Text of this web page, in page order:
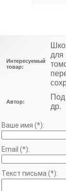
Интересуемый
товар:
для
Автор:
Под
др.
Ваше имя (*):
Email (*):
Текст письма (*):